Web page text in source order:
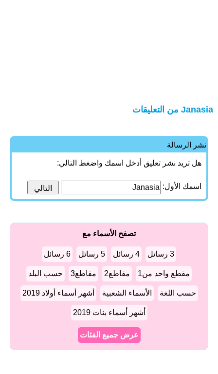
Janasia من التعليقات
نشر الرسالة
هل تريد نشر تعليق أدخل اسمك واضغط التالي:
اسمك الأول:
تصفح الأسماء مع
3 رسائل 4 رسائل 5 رسائل 6 رسائل
مقطع واحد من1 مقاطع2 مقاطع3 حسب البلد
حسب اللغة الأسماء الشعبية أشهر أسماء أولاد 2019
أشهر أسماء بنات 2019
عرض جميع الفئات